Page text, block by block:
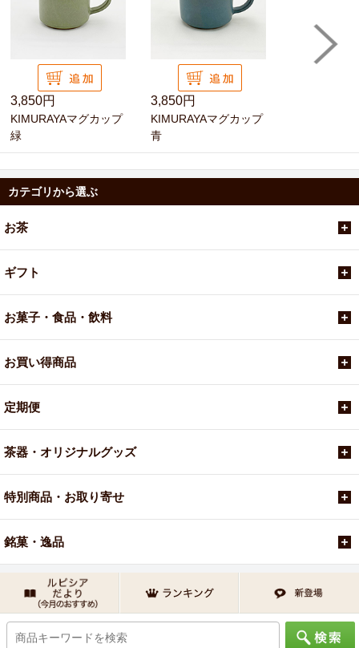
3,850円
KIMURAYAマグカップ
緑
3,850円
KIMURAYAマグカップ
青
カテゴリから選ぶ
お茶
ギフト
お菓子・食品・飲料
お買い得商品
定期便
茶器・オリジナルグッズ
特別商品・お取り寄せ
銘菓・逸品